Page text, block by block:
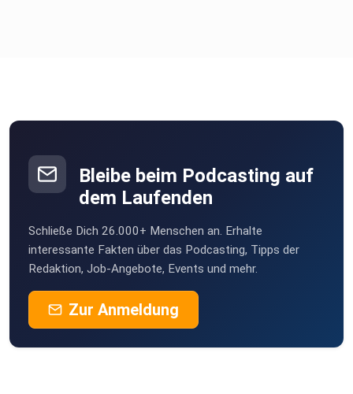
Bleibe beim Podcasting auf
dem Laufenden
Schließe Dich 26.000+ Menschen an. Erhalte
interessante Fakten über das Podcasting, Tipps der
Redaktion, Job-Angebote, Events und mehr.
Zur Anmeldung